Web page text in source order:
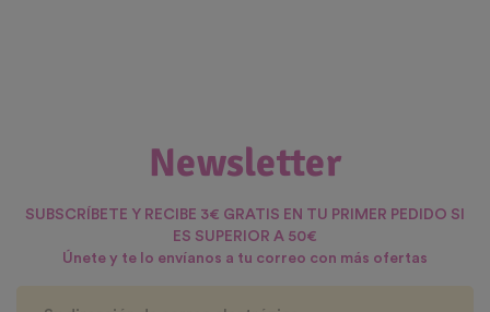
Newsletter
SUBSCRÍBETE Y RECIBE 3€ GRATIS EN TU PRIMER PEDIDO SI
ES SUPERIOR A 50€
Únete y te lo envíanos a tu correo con más ofertas